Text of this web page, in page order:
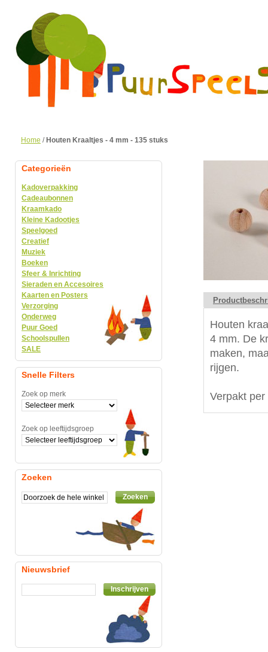
Home / Houten Kraaltjes - 4 mm - 135 stuks
Houten
4 mm. De
maken,
rijgen.
Verpakt
Categorieën
Kadoverpakking
Cadeaubonnen
Kraamkado
Kleine Kadootjes
Speelgoed
Creatief
Muziek
Boeken
Sfeer & Inrichting
Sieraden en Accesoires
Kaarten en Posters
Verzorging
Onderweg
Puur Goed
Schoolspullen
SALE
Snelle Filters
Zoek op merk
Zoek op leeftijdsgroep
Zoeken
Zoeken
Nieuwsbrief
Inschrijven